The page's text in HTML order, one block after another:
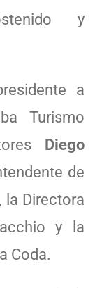
y
a
Turismo
Diego
de
la Directora
y la
Coda.